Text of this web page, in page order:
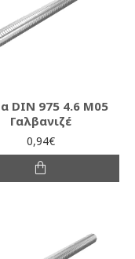
DIN 975 4.6 M05
Γαλβανιζέ
0,94€